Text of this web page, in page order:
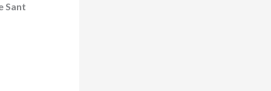
Sant